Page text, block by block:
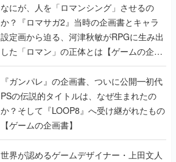
なにが、人を「ロマンシング」させるの
か？『ロマサガ2』当時の企画書とキャラ
設定画から迫る、河津秋敏がRPGに生み出
した「ロマン」の正体とは【ゲームの企画
書】
『ガンパレ』の企画書、ついに公開━初代
PSの伝説的タイトルは、なぜ生まれたの
か？そして『LOOP8』へ受け継がれたもの
【ゲームの企画書】
世界が認めるゲームデザイナー・上田文人